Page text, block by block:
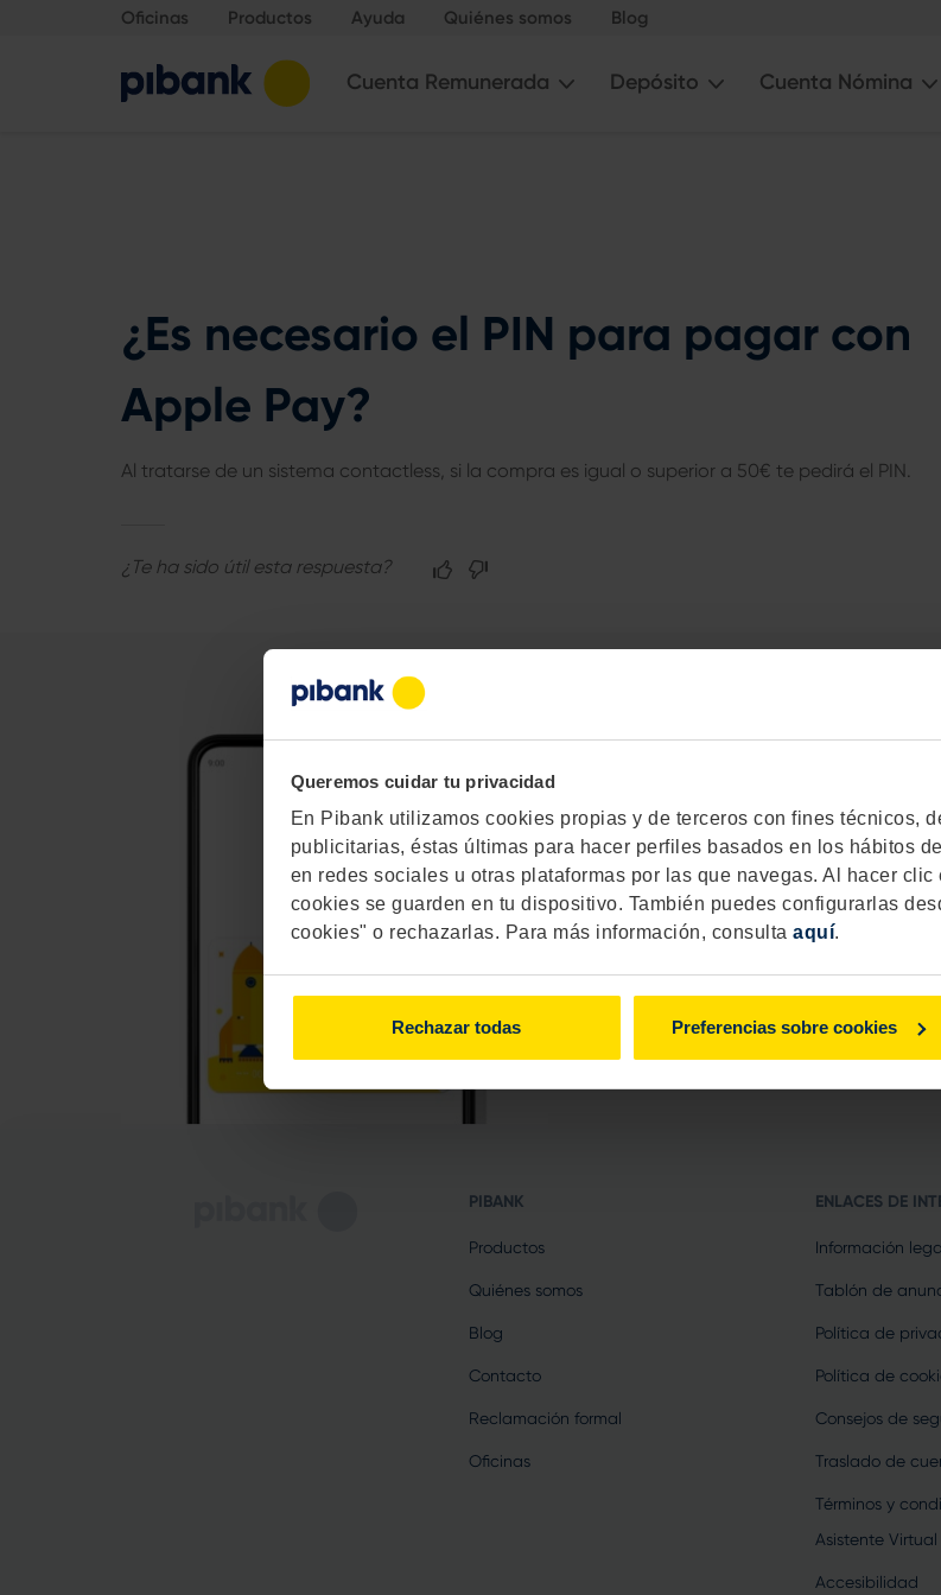
Queremos cuidar tu privacidad
En Pibank utilizamos cookies propias y de terceros con fines técnicos,
publicitarias, éstas últimas para hacer perfiles basados en los hábitos
en redes sociales u otras plataformas por las que navegas. Al hacer clic
cookies se guarden en tu dispositivo. También puedes configurarlas
cookies" o rechazarlas. Para más información, consulta aquí.
Rechazar todas Preferencias sobre cookies
Oficinas Productos Ayuda Quiénes somos Blog
Cuenta Remunerada Depósito Cuenta Nómina
¿Es necesario el PIN para pagar con
Apple Pay?
Al tratarse de un sistema contactless, si la compra es igual o superior a 50€ te pedirá el PIN.
¿Te ha sido útil esta respuesta?
Pagar con tu
Google Pay
PIBANK
Productos
Quiénes somos
Blog
Contacto
Reclamación formal
Oficinas
ENLACES DE
Información
Tablón de
Política de
Política de
Consejos de
Traslado de
Términos y
Asistente Virtual
Accesibilidad